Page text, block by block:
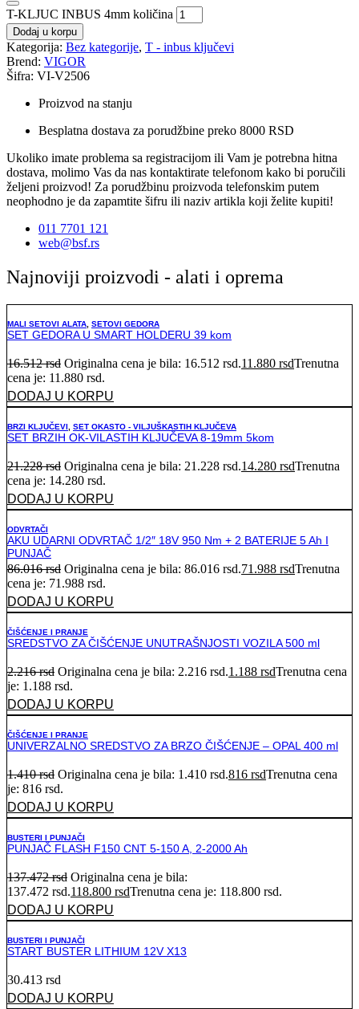
T-KLJUC INBUS 4mm količina
Dodaj u korpu
Kategorija: Bez kategorije, T - inbus ključevi
Brend: VIGOR
Šifra: VI-V2506
Proizvod na stanju
Besplatna dostava za porudžbine preko 8000 RSD
Ukoliko imate problema sa registracijom ili Vam je potrebna hitna
dostava, molimo Vas da nas kontaktirate telefonom kako bi poručili
željeni proizvod! Za porudžbinu proizvoda telefonskim putem
neophodno je da zapamtite šifru ili naziv artikla koji želite kupiti!
011 7701 121
web@bsf.rs
Najnoviji proizvodi - alati i oprema
MALI SETOVI ALATA SETOVI GEDORA
SET GEDORA U SMART HOLDERU 39 kom
16.512rsd Originalna cena je bila: 16.512 rsd.11.880 rsdTrenutna
cena je: 11.880 rsd.
DODAJ U KORPU
BRZI KLJUČEVI SET OKASTO - VILJUŠKASTIH KLJUČEVA
SET BRZIH OK-VILASTIH KLJUČEVA 8-19mm 5kom
21.228rsd Originalna cena je bila: 21.228 rsd.14.280 rsdTrenutna
cena je: 14.280 rsd.
DODAJ U KORPU
ODVRTAČI
AKU UDARNI ODVRTAČ 1/2″ 18V 950 Nm + 2 BATERIJE 5 Ah I
PUNJAČ
86.016rsd Originalna cena je bila: 86.016 rsd.71.988 rsdTrenutna
cena je: 71.988 rsd.
DODAJ U KORPU
ČIŠĆENJE I PRANJE
SREDSTVO ZA ČIŠĆENJE UNUTRAŠNJOSTI VOZILA 500 ml
2.216rsd Originalna cena je bila: 2.216 rsd.1.188 rsdTrenutna cena
je: 1.188 rsd.
DODAJ U KORPU
ČIŠĆENJE I PRANJE
UNIVERZALNO SREDSTVO ZA BRZO ČIŠĆENJE – OPAL 400 ml
1.410rsd Originalna cena je bila: 1.410 rsd.816 rsdTrenutna cena
je: 816 rsd.
DODAJ U KORPU
BUSTERI I PUNJAČI
PUNJAČ FLASH F150 CNT 5-150 A, 2-2000 Ah
137.472rsd Originalna cena je bila:
137.472 rsd.118.800 rsdTrenutna cena je: 118.800 rsd.
DODAJ U KORPU
BUSTERI I PUNJAČI
START BUSTER LITHIUM 12V X13
30.413 rsd
DODAJ U KORPU